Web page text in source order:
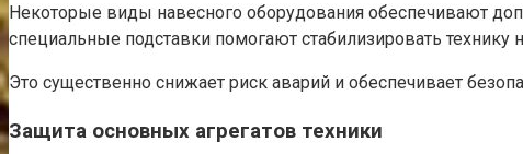
Некоторые виды навесного оборудования обеспечивают
специальные подставки помогают стабилизировать технику
Это существенно снижает риск аварий и обеспечивает
Защита основных агрегатов техники